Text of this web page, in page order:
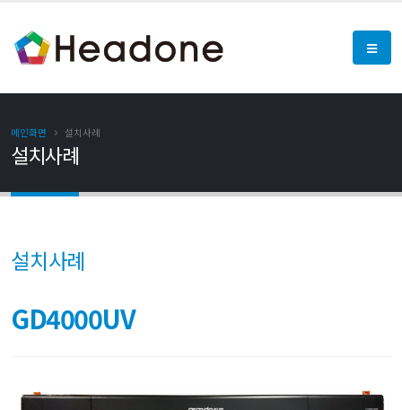
설치사례
메인화면 설치사례
설치사례
GD4000UV